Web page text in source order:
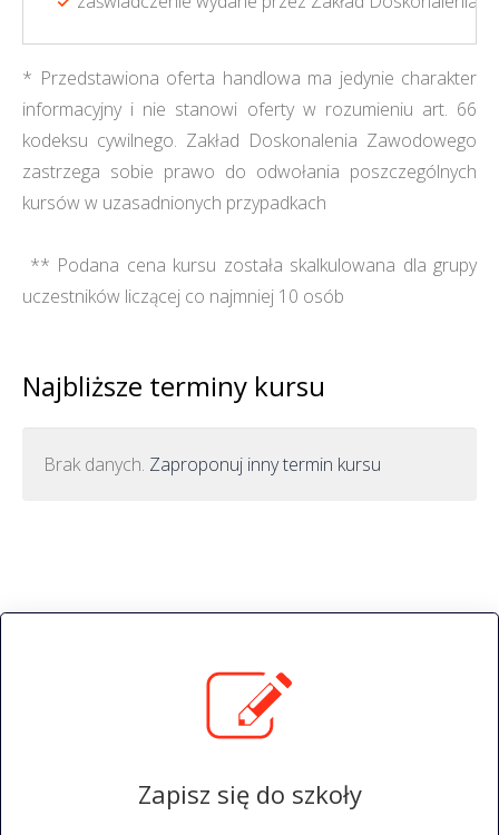
* Przedstawiona oferta handlowa ma jedynie charakter
informacyjny i nie stanowi oferty w rozumieniu art. 66
kodeksu cywilnego. Zakład Doskonalenia Zawodowego
zastrzega sobie prawo do odwołania poszczególnych
kursów w uzasadnionych przypadkach
** Podana cena kursu została skalkulowana dla grupy
uczestników liczącej co najmniej 10 osób
Najbliższe terminy kursu
Brak danych. Zaproponuj inny termin kursu
Zapisz się do szkoły